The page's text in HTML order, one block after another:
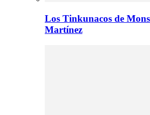
Los Tinkunacos de
Martínez